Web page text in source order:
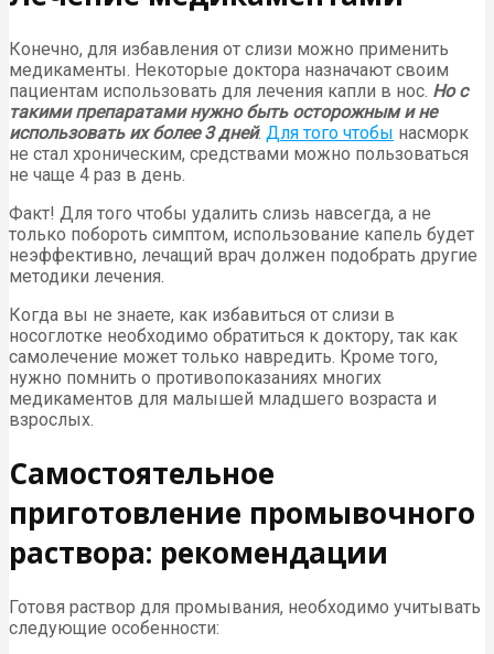
Конечно, для избавления от слизи можно применить
медикаменты. Некоторые доктора назначают своим
пациентам использовать для лечения капли в нос. Но с
такими препаратами нужно быть осторожным и не
использовать их более 3 дней. Для того чтобы насморк
не стал хроническим, средствами можно пользоваться
не чаще 4 раз в день.
Факт! Для того чтобы удалить слизь навсегда, а не
только побороть симптом, использование капель будет
неэффективно, лечащий врач должен подобрать другие
методики лечения.
Когда вы не знаете, как избавиться от слизи в
носоглотке необходимо обратиться к доктору, так как
самолечение может только навредить. Кроме того,
нужно помнить о противопоказаниях многих
медикаментов для малышей младшего возраста и
взрослых.
Самостоятельное
приготовление промывочного
раствора: рекомендации
Готовя раствор для промывания, необходимо учитывать
следующие особенности: